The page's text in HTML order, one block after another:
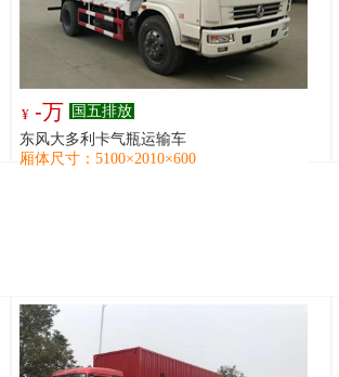
¥ -万 国五排放
东风大多利卡气瓶运输车
厢体尺寸：5100×2010×600